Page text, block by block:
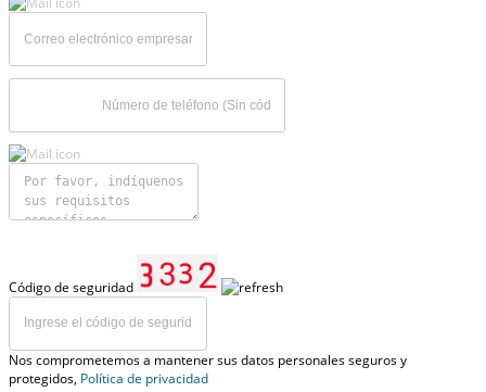
Código de seguridad
Nos comprometemos a mantener sus datos personales seguros y
protegidos, Política de privacidad